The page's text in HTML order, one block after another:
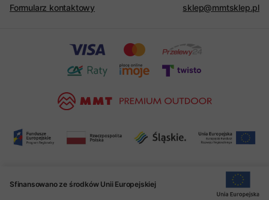
Formularz kontaktowy sklep@mmtsklep.pl
Sfinansowano ze środków Unii Europejskiej